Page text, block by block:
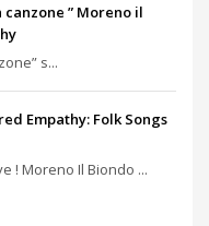
” Moreno il
s...
Empathy: Folk Songs
! Moreno Il Biondo ...